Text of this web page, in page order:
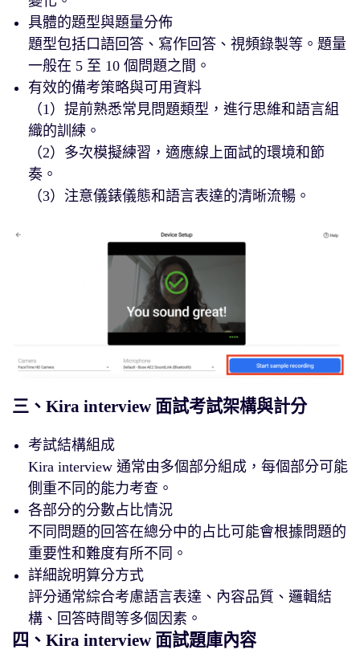
具體的題型與題量分佈
題型包括口語回答、寫作回答、視頻錄製等。題量
一般在 5 至 10 個問題之間。
有效的備考策略與可用資料
（1）提前熟悉常見問題類型，進行思維和語言組
織的訓練。
（2）多次模擬練習，適應線上面試的環境和節
奏。
（3）注意儀錶儀態和語言表達的清晰流暢。
三、Kira interview 面試考試架構與計分
考試結構組成
Kira interview 通常由多個部分組成，每個部分可能
側重不同的能力考查。
各部分的分數占比情況
不同問題的回答在總分中的占比可能會根據問題的
重要性和難度有所不同。
詳細說明算分方式
評分通常綜合考慮語言表達、內容品質、邏輯結
構、回答時間等多個因素。
四、Kira interview 面試題庫內容